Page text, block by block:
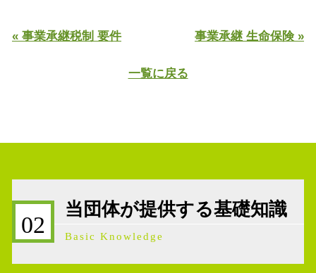
« 事業承継税制 要件 事業承継 生命保険 »
一覧に戻る
02
当団体が提供する基礎知識
Basic Knowledge